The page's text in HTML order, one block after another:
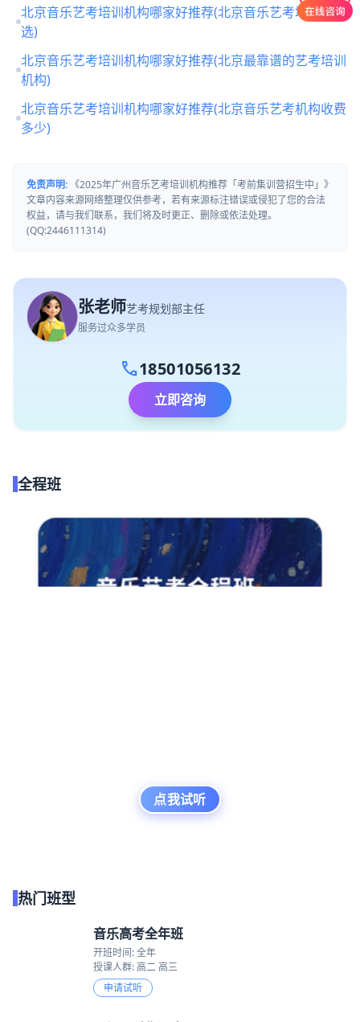
北京音乐艺考培训机构哪家好推荐(北京音乐艺考培训怎么
选)
北京音乐艺考培训机构哪家好推荐(北京最靠谱的艺考培训
机构)
北京音乐艺考培训机构哪家好推荐(北京音乐艺考机构收费
多少)
免责声明: 《2025年广州音乐艺考培训机构推荐「考前集训营招生中」》
文章内容来源网络整理仅供参考，若有来源标注错误或侵犯了您的合法
权益，请与我们联系，我们将及时更正、删除或依法处理。
(QQ:2446111314)
张老师艺考规划部主任
服务过众多学员
call18501056132
立即咨询
全程班
点我试听
热门班型
音乐高考全年班
开班时间: 全年
授课人群: 高二 高三
申请试听